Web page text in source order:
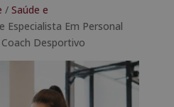
/ Saúde e
Especialista Em Personal
Desportivo